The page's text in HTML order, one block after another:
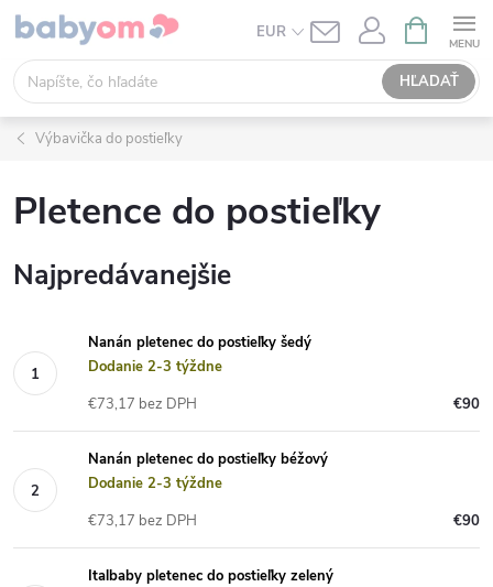
Prejsť
obsah
EUR
HĽADAŤ
KOŠÍK
Výbavička do postieľky
Pletence do postieľky
Najpredávanejšie
Nanán pletenec do postieľky šedý
Dodanie 2-3 týždne
€90
€73,17 bez DPH
Nanán pletenec do postieľky béžový
Dodanie 2-3 týždne
€90
€73,17 bez DPH
Italbaby pletenec do postieľky zelený